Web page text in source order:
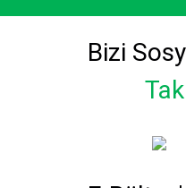
Bizi